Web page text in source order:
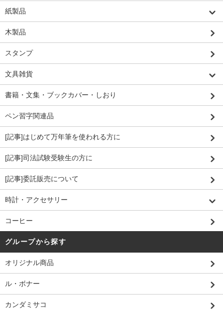
紙製品
木製品
スタンプ
文具雑貨
書籍・文集・ブックカバー・しおり
ペン習字関連品
[記事]はじめて万年筆を使われる方に
[記事]司法試験受験生の方に
[記事]委託販売について
時計・アクセサリー
コーヒー
グループから探す
オリジナル商品
ル・ボナー
カンダミサコ